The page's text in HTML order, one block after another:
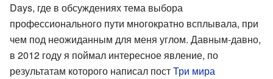
Days, где в обсуждениях тема выбора
профессионального пути многократно всплывала, при
чем под неожиданным для меня углом. Давным-давно,
в 2012 году я поймал интересное явление, по
результатам которого написал постТри мира